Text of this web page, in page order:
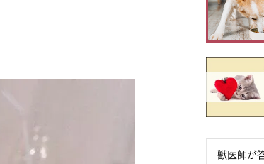
獣医師が